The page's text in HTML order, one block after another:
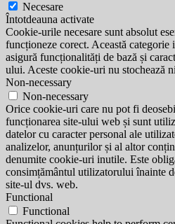
Necesare
Întotdeauna activate
Cookie-urile necesare sunt absolut
funcționeze corect. Această
asigură funcționalități de bază și
ului. Aceste cookie-uri nu stochează
Non-necessary
Non-necessary
Orice cookie-uri care nu pot fi
funcționarea site-ului web și sunt
datelor cu caracter personal ale
analizelor, anunțurilor și al altor
denumite cookie-uri inutile. Este
consimțământul utilizatorului înainte
site-ul dvs. web.
Functional
Functional